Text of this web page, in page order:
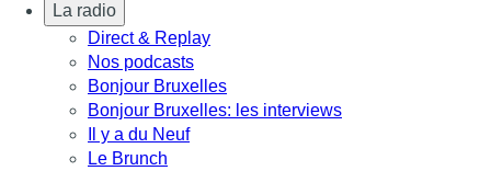
La radio
Direct & Replay
Nos podcasts
Bonjour Bruxelles
Bonjour Bruxelles: les interviews
Il y a du Neuf
Le Brunch